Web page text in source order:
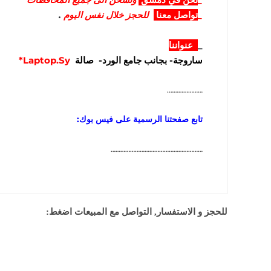
تواصل معنا للحجز خلال نفس اليوم .
عنواننا
ساروجة- بجانب جامع الورد- صالة
………………….
تابع صفحتنا الرسمية على فيس بوك:
…………………………………………………
للحجز و الاستفسار, التواصل مع المبيعات اضغط: